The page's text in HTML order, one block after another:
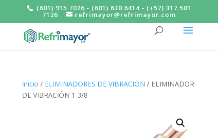
(601) 915 7026 - (601) 630 6414 - (+57) 317 501
7126 refrimayor@refrimayor.com
Inicio / ELIMINADORES DE VIBRACIÓN / ELIMINADOR
DE VIBRACIÓN 1 3/8